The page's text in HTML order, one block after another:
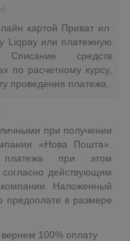
картой Приват ил
Liqpay или платежную
Списание средств
по расчетному курсу,
проведения платежа.
при получении
«Нова Пошта».
платежа при этом
действующим
Наложенный
предоплате в размере
100% оплату